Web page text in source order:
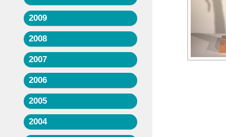
2009
2008
2007
2006
2005
2004